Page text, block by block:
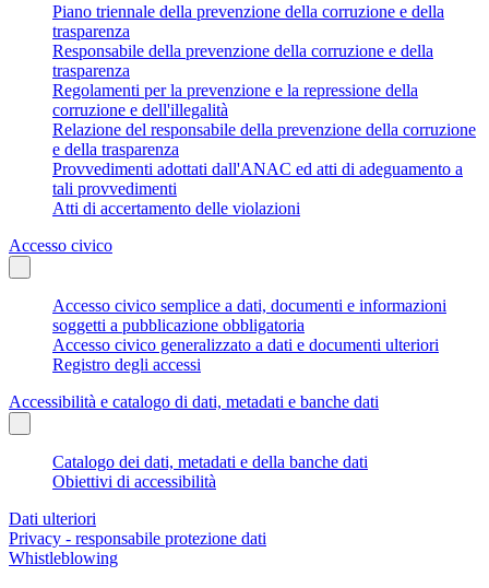
Piano triennale della prevenzione della corruzione e della
trasparenza
Responsabile della prevenzione della corruzione e della
trasparenza
Regolamenti per la prevenzione e la repressione della
corruzione e dell'illegalità
Relazione del responsabile della prevenzione della corruzione
e della trasparenza
Provvedimenti adottati dall'ANAC ed atti di adeguamento a
tali provvedimenti
Atti di accertamento delle violazioni
Accesso civico
Accesso civico semplice a dati, documenti e informazioni
soggetti a pubblicazione obbligatoria
Accesso civico generalizzato a dati e documenti ulteriori
Registro degli accessi
Accessibilità e catalogo di dati, metadati e banche dati
Catalogo dei dati, metadati e della banche dati
Obiettivi di accessibilità
Dati ulteriori
Privacy - responsabile protezione dati
Whistleblowing